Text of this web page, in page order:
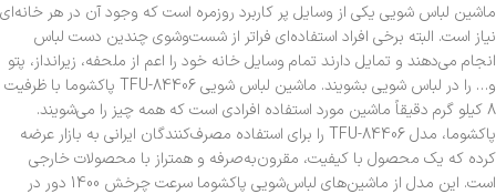
ماشین لباس شویی یکی از وسایل پر کاربرد روزمره است که وجود آن در هر خانه‌ای
نیاز است. البته برخی افراد استفاده‌ای فراتر از شست‌و‌شوی چندین دست لباس
انجام می‌دهند و تمایل دارند تمام وسایل خانه خود را اعم از ملحفه، زیرانداز، پتو
و… را در لباس شویی بشویند. ماشین لباس شویی TFU-84406 پاکشوما با ظرفیت
8 کیلو گرم دقیقاً ماشین مورد استفاده افرادی است که همه چیز را می‌شویند.
پاکشوما، مدل TFU-84406 را برای استفاده مصرف‌کنندگان ایرانی به بازار عرضه
کرده که یک محصول با کیفیت، مقرون‌به‌صرفه و همتراز با محصولات خارجی
است. این مدل از ماشین‌های لباس‌شویی پاکشوما سرعت چرخش 1400 دور در